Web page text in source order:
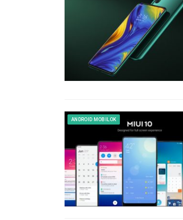
ANDROID MOBILOK